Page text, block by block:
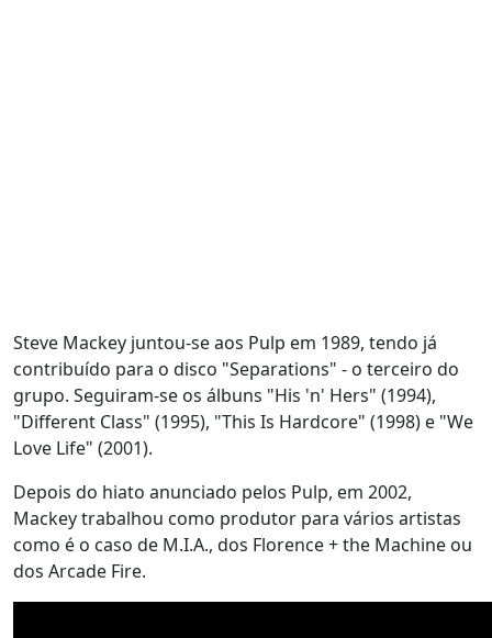
Steve Mackey juntou-se aos Pulp em 1989, tendo já
contribuído para o disco "Separations" - o terceiro do
grupo. Seguiram-se os álbuns "His 'n' Hers" (1994),
"Different Class" (1995), "This Is Hardcore" (1998) e "We
Love Life" (2001).
Depois do hiato anunciado pelos Pulp, em 2002,
Mackey trabalhou como produtor para vários artistas
como é o caso de M.I.A., dos Florence + the Machine ou
dos Arcade Fire.